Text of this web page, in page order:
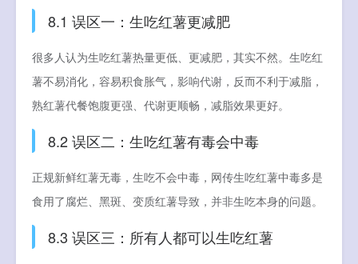
8.1 误区一：生吃红薯更减肥
很多人认为生吃红薯热量更低、更减肥，其实不然。生吃红
薯不易消化，容易积食胀气，影响代谢，反而不利于减脂，
熟红薯代餐饱腹更强、代谢更顺畅，减脂效果更好。
8.2 误区二：生吃红薯有毒会中毒
正规新鲜红薯无毒，生吃不会中毒，网传生吃红薯中毒多是
食用了腐烂、黑斑、变质红薯导致，并非生吃本身的问题。
8.3 误区三：所有人都可以生吃红薯